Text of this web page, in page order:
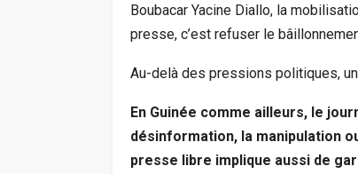
Boubacar Yacine Diallo, la
presse, c’est refuser le
Au-delà des pressions politiques,
En Guinée comme ailleurs, le
désinformation, la manipulation
presse libre implique aussi de